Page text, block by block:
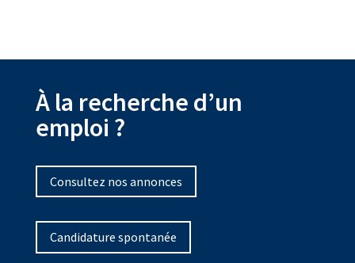
À la recherche d’un
emploi ?
Consultez nos annonces
Candidature spontanée